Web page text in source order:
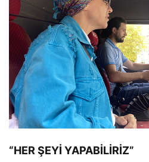
“HER ŞEYİ YAPABİLİRİZ”